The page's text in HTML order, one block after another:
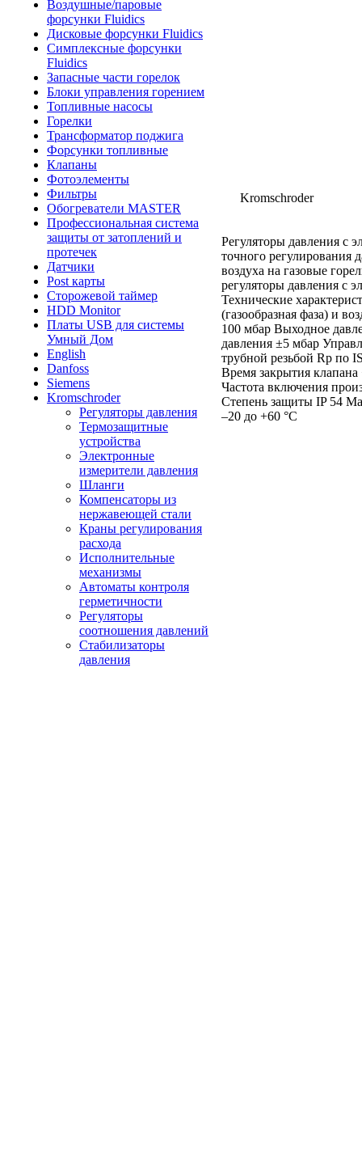
Воздушные/паровые
форсунки Fluidics
Дисковые форсунки Fluidics
Симплексные форсунки
Fluidics
Запасные части горелок
Блоки управления горением
Топливные насосы
Горелки
Трансформатор поджига
Форсунки топливные
Клапаны
Фотоэлементы
Фильтры
Обогреватели MASTER
Профессиональная система
защиты от затоплений и
протечек
Датчики
Post карты
Сторожевой таймер
HDD Monitor
Платы USB для системы
Умный Дом
English
Danfoss
Siemens
Kromschroder
Регуляторы давления
Термозащитные
устройства
Электронные
измерители давления
Шланги
Компенсаторы из
нержавеющей стали
Краны регулирования
расхода
Исполнительные
механизмы
Автоматы контроля
герметичности
Регуляторы
соотношения давлений
Стабилизаторы
давления
Kromschroder
Регуляторы давления с
точного регулирования
воздуха на газовые
регуляторы давления с
Технические
(газообразная фаза) и
100 мбар Выходное
давления ±5 мбар
трубной резьбой Rp по
Время закрытия
Частота включения
Степень защиты IP 54
–20 до +60 °C